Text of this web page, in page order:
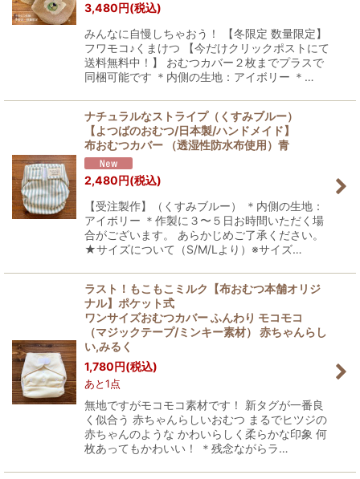
3,480円(税込)
みんなに自慢しちゃおう！ 【冬限定 数量限定】
フワモコ♪くまけつ 【今だけクリックポストにて
送料無料中！】 おむつカバー２枚までプラスで
同梱可能です ＊内側の生地：アイボリー ＊…
ナチュラルなストライプ（くすみブルー）
【よつばのおむつ/日本製/ハンドメイド】
布おむつカバー （透湿性防水布使用）青
2,480円(税込)
【受注製作】（くすみブルー） ＊内側の生地：
アイボリー ＊作製に３〜５日お時間いただく場
合がございます。 あらかじめご了承ください。
★サイズについて（S/M/Lより）※サイズ…
ラスト！もこもこミルク【布おむつ本舗オリジ
ナル】ポケット式
ワンサイズおむつカバー ふんわり モコモコ
（マジックテープ/ミンキー素材） 赤ちゃんらし
い,みるく
1,780円(税込)
あと1点
無地ですがモコモコ素材です！ 新タグが一番良
く似合う 赤ちゃんらしいおむつ まるでヒツジの
赤ちゃんのような かわいらしく柔らかな印象 何
枚あってもかわいい！ ＊残念ながらラ…